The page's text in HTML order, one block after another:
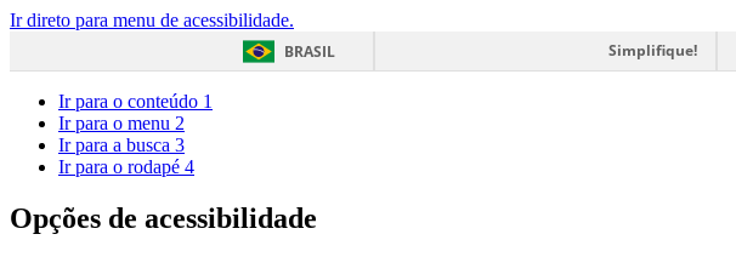
Ir direto para menu de acessibilidade.
BRASIL
Simplifique!
Ir para o conteúdo 1
Ir para o menu 2
Ir para a busca 3
Ir para o rodapé 4
Opções de acessibilidade